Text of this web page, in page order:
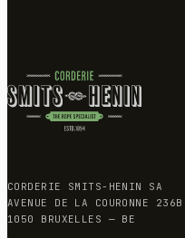
CORDERIE SMITS-HENIN SA
AVENUE DE LA COURONNE 236B
1050 BRUXELLES — BE